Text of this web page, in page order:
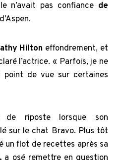
n’avait pas confiance de
Hilton effondrement, et
l’actrice. « Parfois, je ne
de vue sur certaines
riposte lorsque son
sur le chat Bravo. Plus tôt
un flot de recettes après sa